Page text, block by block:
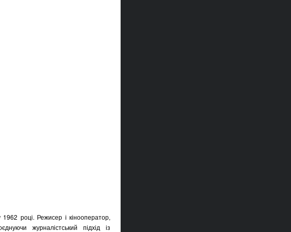
році. Режисер і кінооператор,
журналістський підхід із